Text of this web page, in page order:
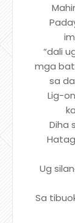
“dali
mga
sa
Lig-
Diha
Ug
Sa